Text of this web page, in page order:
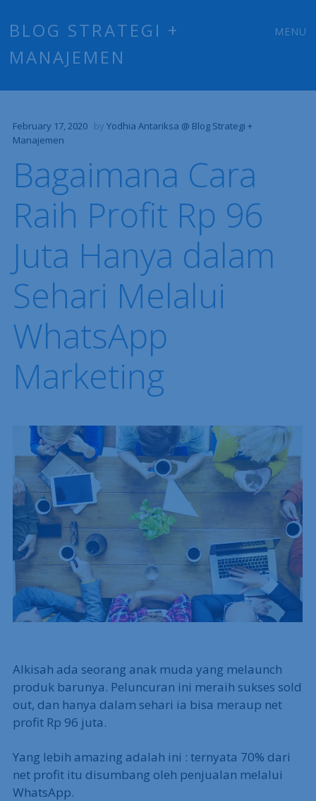
BLOG STRATEGI +
MANAJEMEN
MENU
February 17, 2020 by Yodhia Antariksa @ Blog Strategi +
Manajemen
Bagaimana Cara
Raih Profit Rp 96
Juta Hanya dalam
Sehari Melalui
WhatsApp
Marketing
Alkisah ada seorang anak muda yang melaunch
produk barunya. Peluncuran ini meraih sukses sold
out, dan hanya dalam sehari ia bisa meraup net
profit Rp 96 juta.
Yang lebih amazing adalah ini : ternyata 70% dari
net profit itu disumbang oleh penjualan melalui
WhatsApp.